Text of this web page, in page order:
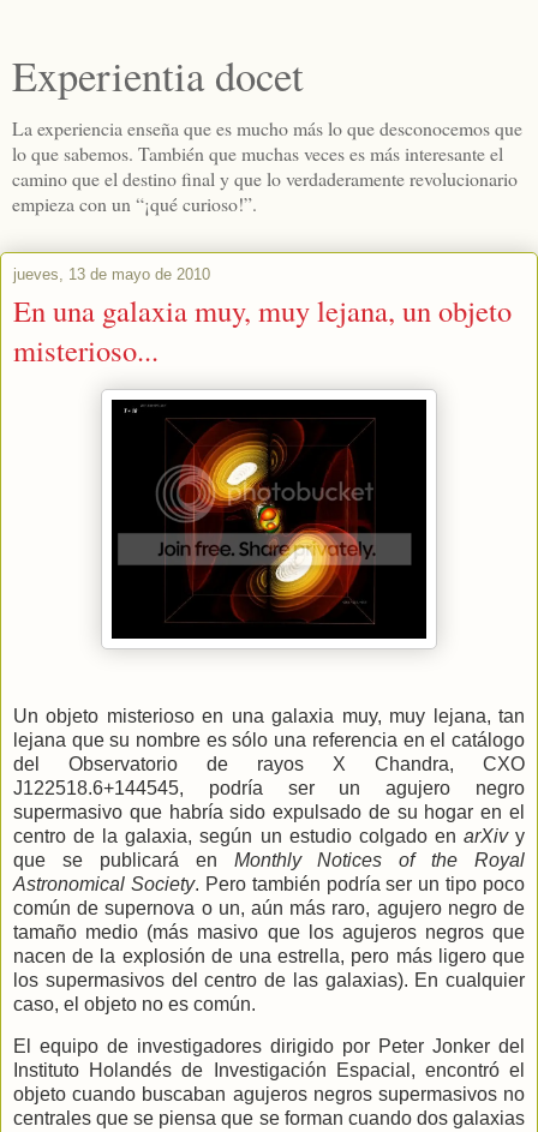
Experientia docet
La experiencia enseña que es mucho más lo que desconocemos que
lo que sabemos. También que muchas veces es más interesante el
camino que el destino final y que lo verdaderamente revolucionario
empieza con un “¡qué curioso!”.
jueves, 13 de mayo de 2010
En una galaxia muy, muy lejana, un objeto
misterioso...
Un objeto misterioso en una galaxia muy, muy lejana, tan
lejana que su nombre es sólo una referencia en el catálogo
del Observatorio de rayos X Chandra, CXO
J122518.6+144545, podría ser un agujero negro
supermasivo que habría sido expulsado de su hogar en el
centro de la galaxia, según un estudio colgado en arXivy
que se publicará en Monthly Notices of the Royal
Astronomical Society. Pero también podría ser un tipo poco
común de supernova o un, aún más raro, agujero negro de
tamaño medio (más masivo que los agujeros negros que
nacen de la explosión de una estrella, pero más ligero que
los supermasivos del centro de las galaxias). En cualquier
caso, el objeto no es común.
El equipo de investigadores dirigido por Peter Jonker del
Instituto Holandés de Investigación Espacial, encontró el
objeto cuando buscaban agujeros negros supermasivos no
centrales que se piensa que se forman cuando dos galaxias